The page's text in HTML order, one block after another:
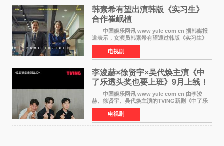
韩素希有望出演韩版《实习生》
合作崔岷植
中国娱乐网讯 www yule com cn 据韩媒报
道表示，女演员韩素希有望通过韩版《实习生》
回归荧幕，合作前辈演员崔岷植。 根据消息
表示，演员韩素希目前已经结束了电视剧《Y计
划》的拍摄工
电视剧
李浚赫×徐贤宇×吴代焕主演《中
了乐透头奖也要上班》9月上线！
TVING先网后台
中国娱乐网讯 www yule com cn 由李浚
赫、徐贤宇、吴代焕主演的TVING新剧《中了乐
透头奖也要上班》定档9月10日播出，随后于9月
14日起登陆tvN月火档，实现先网后台双平台播出
模式。 本剧改
电视剧